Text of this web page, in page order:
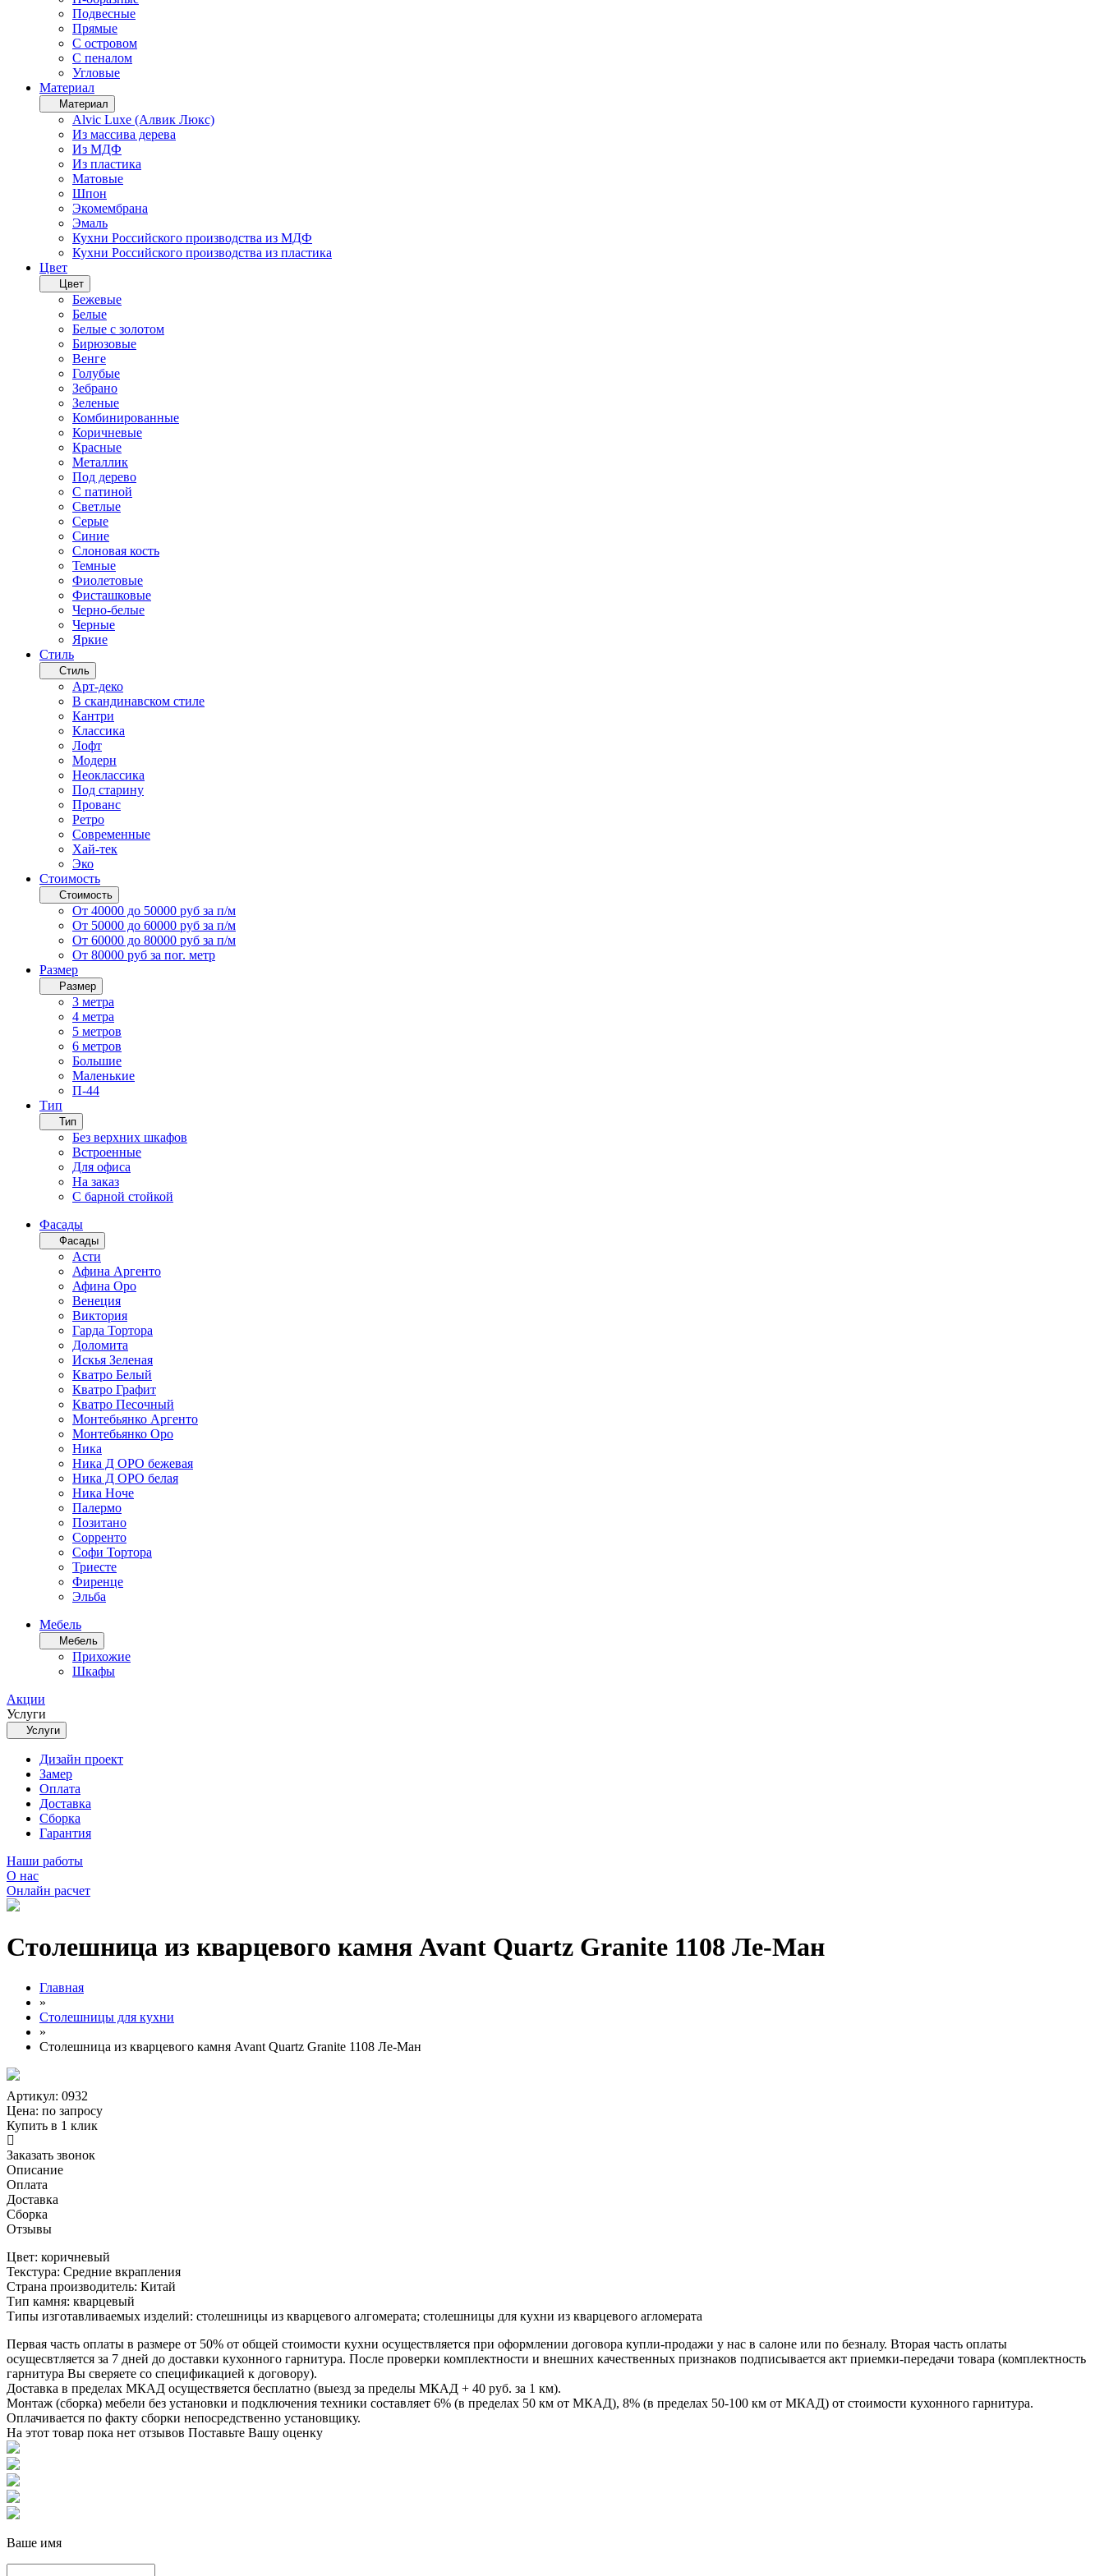
Подвесные
Прямые
С островом
С пеналом
Угловые
Материал
Материал
Alvic Luxe (Алвик Люкс)
Из массива дерева
Из МДФ
Из пластика
Матовые
Шпон
Экомембрана
Эмаль
Кухни Российского производства из МДФ
Кухни Российского производства из пластика
Цвет
Цвет
Бежевые
Белые
Белые с золотом
Бирюзовые
Венге
Голубые
Зебрано
Зеленые
Комбинированные
Коричневые
Красные
Металлик
Под дерево
С патиной
Светлые
Серые
Синие
Слоновая кость
Темные
Фиолетовые
Фисташковые
Черно-белые
Черные
Яркие
Стиль
Стиль
Арт-деко
В скандинавском стиле
Кантри
Классика
Лофт
Модерн
Неоклассика
Под старину
Прованс
Ретро
Современные
Хай-тек
Эко
Стоимость
Стоимость
От 40000 до 50000 руб за п/м
От 50000 до 60000 руб за п/м
От 60000 до 80000 руб за п/м
От 80000 руб за пог. метр
Размер
Размер
3 метра
4 метра
5 метров
6 метров
Большие
Маленькие
П-44
Тип
Тип
Без верхних шкафов
Встроенные
Для офиса
На заказ
С барной стойкой
Фасады
Фасады
Асти
Афина Аргенто
Афина Оро
Венеция
Виктория
Гарда Тортора
Доломита
Искья Зеленая
Кватро Белый
Кватро Графит
Кватро Песочный
Монтебьянко Аргенто
Монтебьянко Оро
Ника
Ника Д ОРО бежевая
Ника Д ОРО белая
Ника Ноче
Палермо
Позитано
Сорренто
Софи Тортора
Триесте
Фиренце
Эльба
Мебель
Мебель
Прихожие
Шкафы
Акции
Услуги
Услуги
Дизайн проект
Замер
Оплата
Доставка
Сборка
Гарантия
Наши работы
О нас
Онлайн расчет
Столешница из кварцевого камня Avant Quartz Granite 1108 Ле-Ман
Главная
»
Столешницы для кухни
»
Столешница из кварцевого камня Avant Quartz Granite 1108 Ле-Ман
Артикул: 0932
Цена: по запросу
Купить в 1 клик
Заказать звонок
Описание
Оплата
Доставка
Сборка
Отзывы
Цвет: коричневый
Текстура: Средние вкрапления
Страна производитель: Китай
Тип камня: кварцевый
Типы изготавливаемых изделий: столешницы из кварцевого алгомерата; столешницы для кухни из кварцевого агломерата
Первая часть оплаты в размере от 50% от общей стоимости кухни осуществляется при оформлении договора купли-продажи у нас в салоне или по безналу. Вторая часть оплаты
осущесвтляется за 7 дней до доставки кухонного гарнитура. После проверки комплектности и внешних качественных признаков подписывается акт приемки-передачи товара (комплектность
гарнитура Вы сверяете со спецификацией к договору).
Доставка в пределах МКАД осуществяется бесплатно (выезд за пределы МКАД + 40 руб. за 1 км).
Монтаж (сборка) мебели без установки и подключения техники составляет 6% (в пределах 50 км от МКАД), 8% (в пределах 50-100 км от МКАД) от стоимости кухонного гарнитура.
Оплачивается по факту сборки непосредственно установщику.
На этот товар пока нет отзывов Поставьте Вашу оценку
Ваше имя